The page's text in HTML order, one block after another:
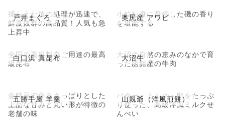
戸井まぐろ
捕らえた後の処理が迅速で、
鮮度抜群の高品質！人気も急
上昇中
奥尻産 アワビ
小粒な身に凝縮した磯の香り
を堪能する
白口浜 真昆布
全国の高級料亭ご用達の最高
級昆布
大沼牛
大沼の自然の恵みのなかで育
った函館産の牛肉
五勝手屋 羊羹
金時豆で作るさっぱりとした
上品な甘みと丸い形が特徴の
老舗の味
山親爺（洋風煎餅）
バター・ミルク・卵をたっぷ
り使った、高級洋風ミルクせ
んべい